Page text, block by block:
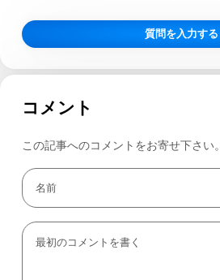
質問を入力する
コメント
この記事へのコメントをお寄せ下さい。